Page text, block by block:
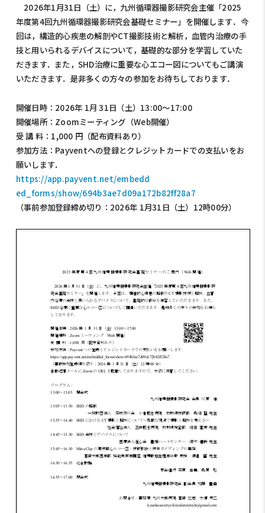
2026年1月31日（土）に，九州循環器撮影研究会主催「2025
年度第4回九州循環器撮影研究会基礎セミナー」を開催します．今
回は，構造的心疾患の解剖やCT撮影技術と解析，血管内治療の手
技と用いられるデバイスについて，基礎的な部分を学習していた
だきます．また，SHD治療に重要な心エコー図についてもご講演
いただきます．是非多くの方々の参加をお待ちしております．
開催日時：2026年 1月 31日（土）13:00～17:00
開催場所：Zoomミーティング（Web開催）
受 講 料：1,000 円（配布資料あり）
参加方法：Payventへの登録とクレジットカードでの支払いをお
願いします．
https://app.payvent.net/embedd
ed_forms/show/694b3ae7d09a172b82ff28a7
（事前参加登録締め切り：2026年 1月31日（土）12時00分）